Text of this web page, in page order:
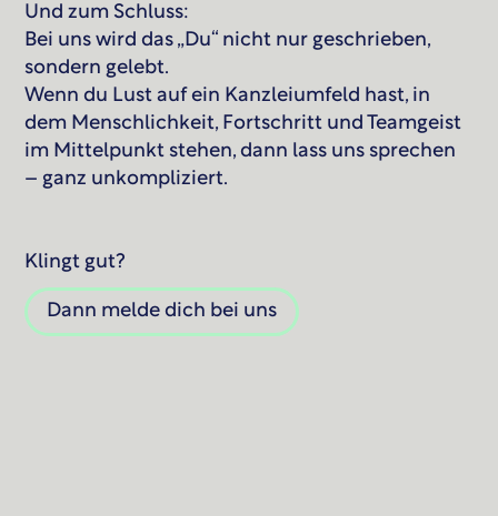
Und zum Schluss:
Bei uns wird das „Du“ nicht nur geschrieben,
sondern gelebt.
Wenn du Lust auf ein Kanzleiumfeld hast, in
dem Menschlichkeit, Fortschritt und Teamgeist
im Mittelpunkt stehen, dann lass uns sprechen
– ganz unkompliziert.
Klingt gut?
Dann melde dich bei uns